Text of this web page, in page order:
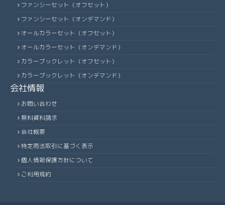
ファンシーセット（オフセット）
ファンシーセット（オンデマンド）
オールカラーセット（オフセット）
オールカラーセット（オンデマンド）
カラーブックレット（オフセット）
カラーブックレット（オンデマンド）
会社情報
お問い合わせ
無料資料請求
会社概要
特定商法取引に基づく表示
個人情報保護方針について
ご利用規約